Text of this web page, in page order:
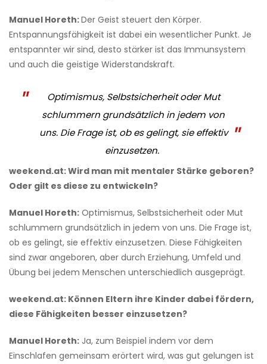
Manuel Horeth:Der Geist steuert den Körper.
Entspannungsfähigkeit ist dabei ein wesentlicher Punkt. Je
entspannter wir sind, desto stärker ist das Immunsystem
und auch die geistige Widerstandskraft.
Optimismus, Selbstsicherheit oder Mut
schlummern grundsätzlich in jedem von
uns. Die Frage ist, ob es gelingt, sie effektiv
einzusetzen.
weekend.at: Wird man mit mentaler Stärke geboren?
Oder gilt es diese zu entwickeln?
Manuel Horeth: Optimismus, Selbstsicherheit oder Mut
schlummern grundsätzlich in jedem von uns. Die Frage ist,
ob es gelingt, sie effektiv einzusetzen. Diese Fähigkeiten
sind zwar angeboren, aber durch Erziehung, Umfeld und
Übung bei jedem Menschen unterschiedlich ausgeprägt.
weekend.at: Können Eltern ihre Kinder dabei fördern,
diese Fähigkeiten besser einzusetzen?
Manuel Horeth: Ja, zum Beispiel indem vor dem
Einschlafen gemeinsam erörtert wird, was gut gelungen ist